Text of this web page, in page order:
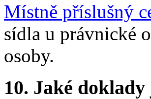
Místně příslušný
sídla u právnické
osoby.
10. Jaké doklady